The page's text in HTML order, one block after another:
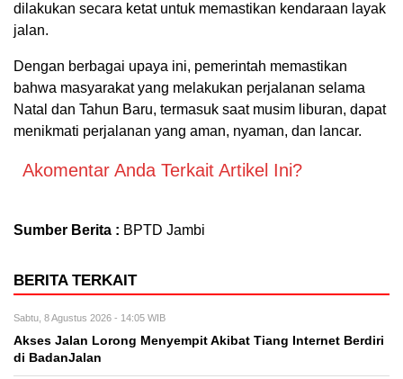
dilakukan secara ketat untuk memastikan kendaraan layak
jalan.
Dengan berbagai upaya ini, pemerintah memastikan
bahwa masyarakat yang melakukan perjalanan selama
Natal dan Tahun Baru, termasuk saat musim liburan, dapat
menikmati perjalanan yang aman, nyaman, dan lancar.
Akomentar Anda Terkait Artikel Ini?
Sumber Berita : BPTD Jambi
BERITA TERKAIT
Sabtu, 8 Agustus 2026 - 14:05 WIB
Akses Jalan Lorong Menyempit Akibat Tiang Internet Berdiri
di BadanJalan